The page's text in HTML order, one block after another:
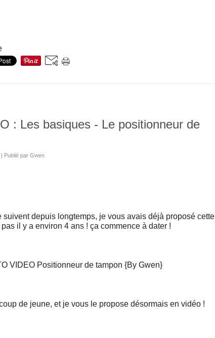
: Les basiques - Le positionneur de
| Publié par Gwen
suivent depuis longtemps, je vous avais déjà proposé cette
il y a environ 4 ans ! ça commence à dater !
de jeune, et je vous le propose désormais en vidéo !